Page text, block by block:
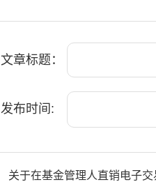
文章标题：
发布时间:
关于在基金管理人直销电子